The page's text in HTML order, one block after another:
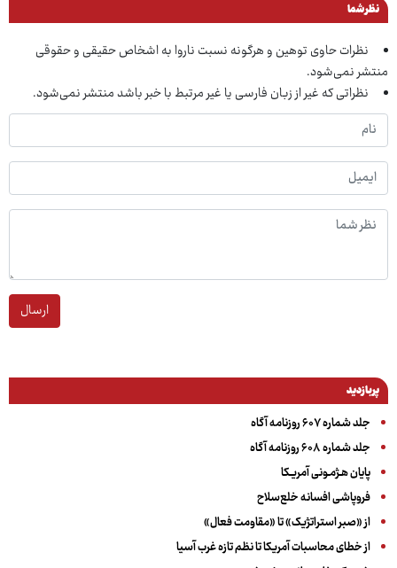
نظر شما
نظرات حاوی توهین و هرگونه نسبت ناروا به اشخاص حقیقی و حقوقی
منتشر نمی‌شود.
نظراتی که غیر از زبان فارسی یا غیر مرتبط با خبر باشد منتشر نمی‌شود.
ارسال
پربازدید
جلد شماره ۶۰۷ روزنامه آگاه
جلد شماره ۶۰۸ روزنامه آگاه
پایان هـژمـونی آمریـکا
فروپاشی افسانه خلع‌سلاح
از «صبر استراتژیک» تا «مقاومت فعال»
از خطای محاسبات آمریکا تا نظم تازه غرب آسیا